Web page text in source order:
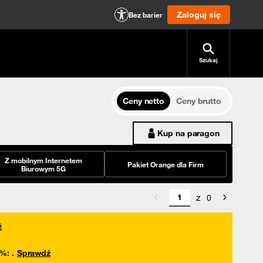
Bez barier Zaloguj się
Szukaj
Ceny netto
Ceny brutto
Kup na paragon
Z mobilnym Internetem
Biurowym 5G
Pakiet Orange dla Firm
z 0
: . Sprawdź